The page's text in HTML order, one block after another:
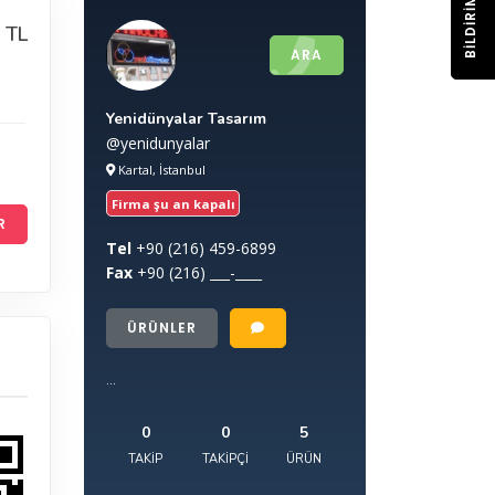
ARA
Yenidünyalar Tasarım
@yenidunyalar
Kartal, İstanbul
Firma şu an kapalı
Tel +90 (216) 459-6899
Fax +90 (216) ___-____
ÜRÜNLER
0
TAKIP
0
TAKIPÇI
5
ÜRÜN
BILDIRIM